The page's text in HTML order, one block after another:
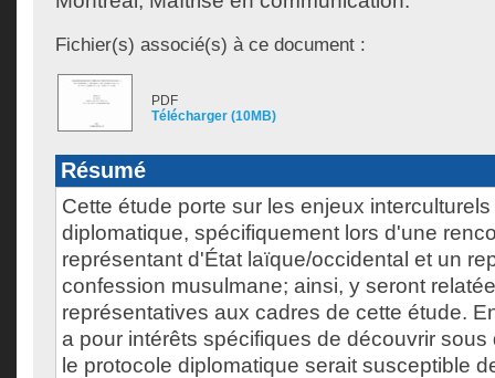
Fichier(s) associé(s) à ce document :
PDF
Télécharger (10MB)
Résumé
Cette étude porte sur les enjeux
diplomatique, spécifiquement lors d'une
représentant d'État laïque/occidental et un
confession musulmane; ainsi, y seront
représentatives aux cadres de cette étude.
a pour intérêts spécifiques de découvrir
le protocole diplomatique serait susceptible